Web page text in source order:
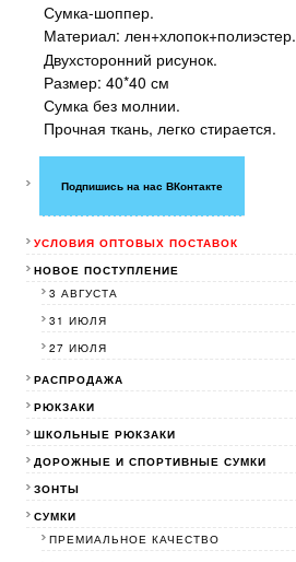
Сумка-шоппер.
Материал: лен+хлопок+полиэстер.
Двухсторонний рисунок.
Размер: 40*40 см
Сумка без молнии.
Прочная ткань, легко стирается.
Подпишись на нас ВКонтакте
УСЛОВИЯ ОПТОВЫХ ПОСТАВОК
НОВОЕ ПОСТУПЛЕНИЕ
3 АВГУСТА
31 ИЮЛЯ
27 ИЮЛЯ
РАСПРОДАЖА
РЮКЗАКИ
ШКОЛЬНЫЕ РЮКЗАКИ
ДОРОЖНЫЕ И СПОРТИВНЫЕ СУМКИ
ЗОНТЫ
СУМКИ
ПРЕМИАЛЬНОЕ КАЧЕСТВО